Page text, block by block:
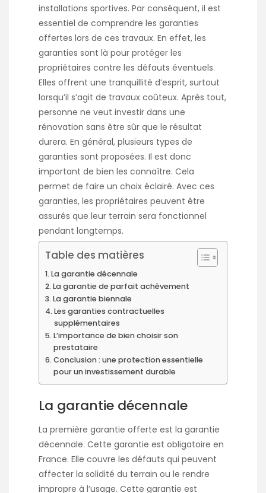
installations sportives. Par conséquent, il est
essentiel de comprendre les garanties
offertes lors de ces travaux. En effet, les
garanties sont là pour protéger les
propriétaires contre les défauts éventuels.
Elles offrent une tranquillité d’esprit, surtout
lorsqu’il s’agit de travaux coûteux. Après tout,
personne ne veut investir dans une
rénovation sans être sûr que le résultat
durera. En général, plusieurs types de
garanties sont proposées. Il est donc
important de bien les connaître. Cela
permet de faire un choix éclairé. Avec ces
garanties, les propriétaires peuvent être
assurés que leur terrain sera fonctionnel
pendant longtemps.
Table des matières
La garantie décennale
La garantie de parfait achèvement
La garantie biennale
Les garanties contractuelles
supplémentaires
L’importance de bien choisir son
prestataire
Conclusion : une protection essentielle
pour un investissement durable
La garantie décennale
La première garantie offerte est la garantie
décennale. Cette garantie est obligatoire en
France. Elle couvre les défauts qui peuvent
affecter la solidité du terrain ou le rendre
impropre à l’usage. Cette garantie est